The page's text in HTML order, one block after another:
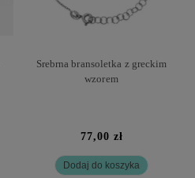
Srebrna bransoletka z greckim
wzorem
77,00 zł
Dodaj do koszyka